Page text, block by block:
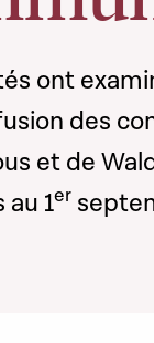
ont
des
et de
1er